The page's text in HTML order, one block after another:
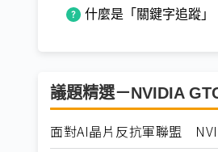
什麼是「關鍵字追蹤」
議題精選－NVIDIA
面對AI晶片反抗軍聯盟